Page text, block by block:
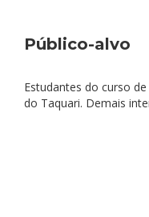
Público-alvo
Estudantes do curso
do Taquari. Demais